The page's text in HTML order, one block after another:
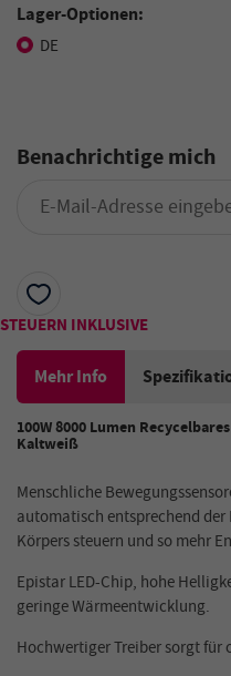
Lager-Optionen:
STEUERN INKLUSIVE
DE
Benachrichtige mich
Mehr Info
100W 8000 Lumen
Kaltweiß
Menschliche
automatisch entsprechend
Körpers steuern und so mehr
Epistar LED-Chip, hohe
geringe Wärmeentwicklung.
Hochwertiger Treiber sorgt für